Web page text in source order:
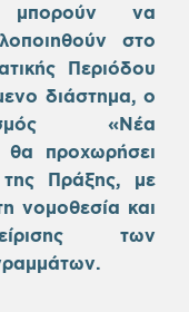
να
στο
Περιόδου
διάστημα, ο
«Νέα
θα προχωρήσει
της Πράξης, με
νομοθεσία και
των